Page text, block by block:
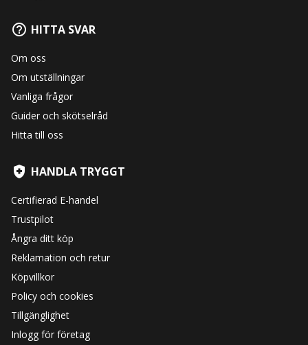
HITTA SVAR
Om oss
Om utställningar
Vanliga frågor
Guider och skötselråd
Hitta till oss
HANDLA TRYGGT
Certifierad E-handel
Trustpilot
Ångra ditt köp
Reklamation och retur
Köpvillkor
Policy och cookies
Tillgänglighet
Inlogg för företag